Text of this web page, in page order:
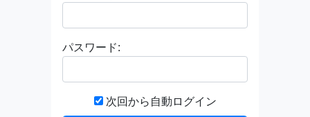
パスワード:
次回から自動ログイン